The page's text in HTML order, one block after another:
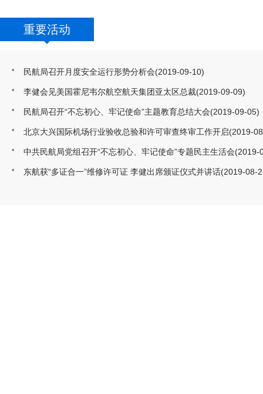
重要活动
民航局召开月度安全运行形势分析会(2019-09-10)
李健会见美国霍尼韦尔航空航天集团亚太区总裁(2019-09-09)
民航局召开“不忘初心、牢记使命”主题教育总结大会(2019-09-05)
北京大兴国际机场行业验收总验和许可审查终审工作开启(2019-
中共民航局党组召开“不忘初心、牢记使命”专题民主生活会(2019-
东航获“多证合一”维修许可证 李健出席颁证仪式并讲话(2019-08-